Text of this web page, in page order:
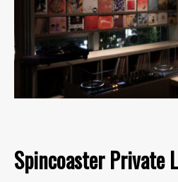
Spincoaster Private